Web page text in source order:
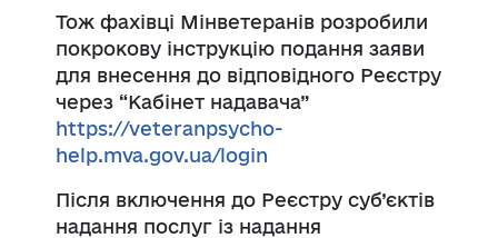
Тож фахівці Мінветеранів розробили
покрокову інструкцію подання заяви
для внесення до відповідного Реєстру
через “Кабінет надавача”
https://veteranpsycho-
help.mva.gov.ua/login
Після включення до Реєстру суб’єктів
надання послуг із надання